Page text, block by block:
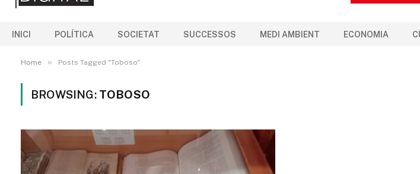
INICI POLÍTICA SOCIETAT SUCCESSOS MEDI AMBIENT ECONOMIA
Home » Posts Tagged "Toboso"
BROWSING: TOBOSO